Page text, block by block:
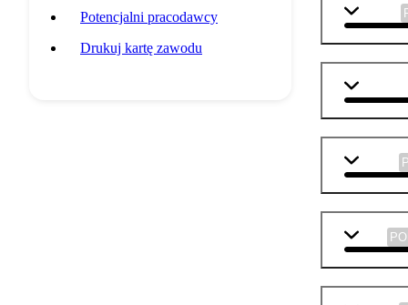
Potencjalni pracodawcy
Drukuj kartę zawodu